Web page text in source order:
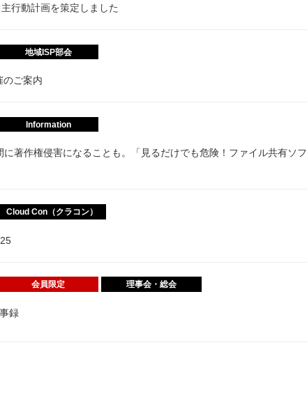
行動計画を策定しました
地域ISP部会
ご案内
Information
に著作権侵害になることも。「見るだけでも危険！ファイル共有ソフ
Cloud Con（クラコン）
会員限定 理事会・総会
録